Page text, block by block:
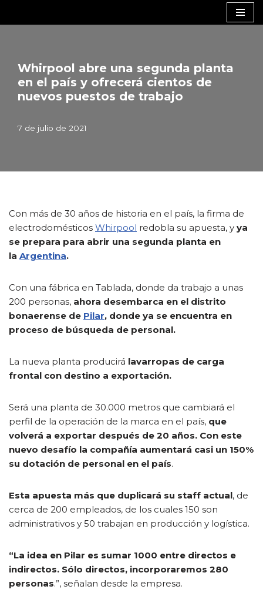
Whirpool abre una segunda planta
en el país y ofrecerá cientos de
nuevos puestos de trabajo
7 de julio de 2021
Con más de 30 años de historia en el país, la firma de
electrodomésticos Whirpool redobla su apuesta, y ya
se prepara para abrir una segunda planta en
la Argentina.
Con una fábrica en Tablada, donde da trabajo a unas
200 personas, ahora desembarca en el distrito
bonaerense de Pilar, donde ya se encuentra en
proceso de búsqueda de personal.
La nueva planta producirá lavarropas de carga
frontal con destino a exportación.
Será una planta de 30.000 metros que cambiará el
perfil de la operación de la marca en el país, que
volverá a exportar después de 20 años. Con este
nuevo desafío la compañía aumentará casi un 150%
su dotación de personal en el país.
Esta apuesta más que duplicará su staff actual, de
cerca de 200 empleados, de los cuales 150 son
administrativos y 50 trabajan en producción y logística.
“La idea en Pilar es sumar 1000 entre directos e
indirectos. Sólo directos, incorporaremos 280
personas.”, señalan desde la empresa.